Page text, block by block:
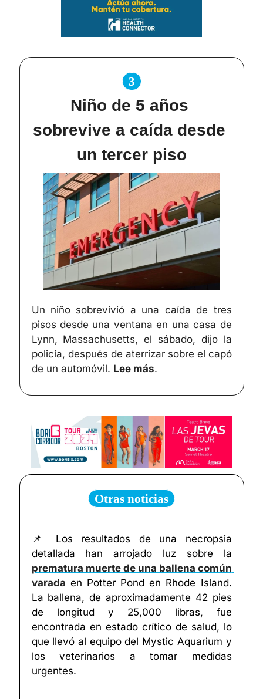
3
Niño de 5 años
sobrevive a caída desde
un tercer piso
Un niño sobrevivió a una caída de tres
pisos desde una ventana en una casa de
Lynn, Massachusetts, el sábado, dijo la
policía, después de aterrizar sobre el capó
de un automóvil. Lee más.
Otras noticias
📌
Los resultados de una necropsia
prematura muerte de una ballena común
varada en Potter Pond en Rhode Island.
La ballena, de aproximadamente 42 pies
de longitud y 25,000 libras, fue
encontrada en estado crítico de salud, lo
que llevó al equipo del Mystic Aquarium y
los veterinarios a tomar medidas
urgentes.